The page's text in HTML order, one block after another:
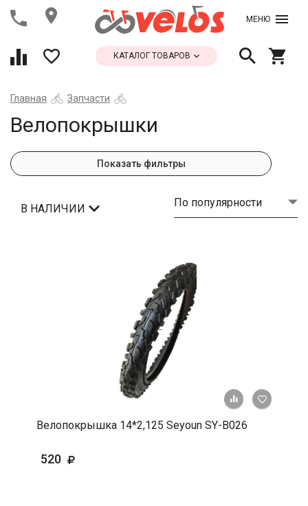
МЕНЮ
КАТАЛОГ ТОВАРОВ
Главная Запчасти
Велопокрышки
Показать фильтры
В НАЛИЧИИ По популярности
+ К
Велопокрышка 14*2,125 Seyoun SY-B026
520